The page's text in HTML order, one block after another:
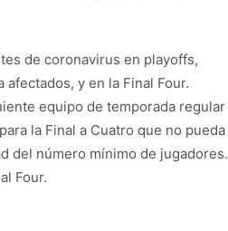
de coronavirus en playoffs,
y en la Final Four.
equipo de temporada regular
la Final a Cuatro que no pueda
del número mínimo de jugadores.
Four.